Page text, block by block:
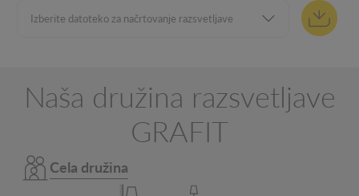
Naša družina razsvetljave
GRAFIT
Cela družina